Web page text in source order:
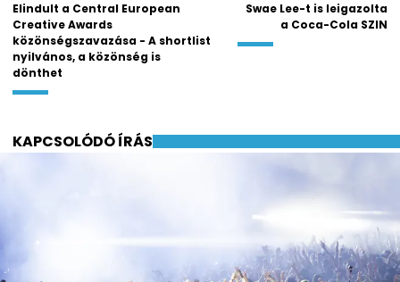
Elindult a Central European
Creative Awards
közönségszavazása - A shortlist
nyilvános, a közönség is
dönthet
Swae Lee-t is leigazolta
a Coca-Cola SZIN
KAPCSOLÓDÓ ÍRÁS